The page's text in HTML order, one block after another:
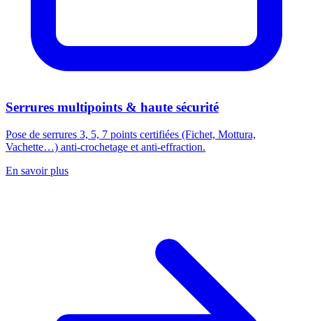
Serrures multipoints & haute sécurité
Pose de serrures 3, 5, 7 points certifiées (Fichet, Mottura,
Vachette…) anti-crochetage et anti-effraction.
En savoir plus